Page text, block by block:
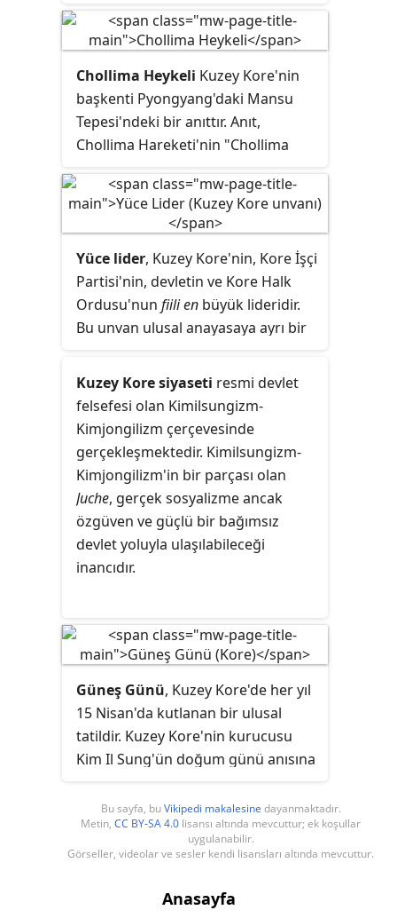
Devrimi'nden beri iki ülke
arasındaki ilişkiler ancak sınırlı
oranda sürdürülmüştür. Bu ikili
ilişkiler ilk olarak 26 Ekim 1948
tarihinde, yani Romanya'nın Doğu
Bloku'na ait olduğu dönem
Pyongyang şehrinde bir
büyükelçiliği, Kuzey Kore'nin de
Bükreş şehrinde bir büyükelçiliği
var.
Chollima Heykeli Kuzey Kore'nin
başkenti Pyongyang'daki Mansu
Tepesi'ndeki bir anıttır. Anıt,
Chollima Hareketi'nin "Chollima
ettiği efsanevi kanatlı at
Chollima'nın günde 1.000ri
(400 km) gidebileceği söylenir.
Yüce lider, Kuzey Kore'nin, Kore İşçi
Partisi'nin, devletin ve Kore Halk
Ordusu'nun fiili en büyük lideridir.
Bu unvan ulusal anayasaya ayrı bir
Devlet İşleri Komisyonu başkanı
fiilen Kuzey Kore'nin dinî lideridir.
Aynı şekilde Kore İşçi Partisi (KİP)
Tüzüğü'ne göre KİP genel sekreteri
İşçi Partisi'nin en üst düzey lideridir.
Daha önce, Kim Jong Il döneminde
bu unvan, aynı zamanda KİP genel
sekreteri olan Ulusal Savunma
Komisyonu Başkanlığı makamına
1945'ten 1948'e kadar Kore'nin
kuzey yarısını yöneten Sovyetler
yönetim otoritesi olan Sovyet Sivil
İdaresi'nin başkanı olarak görev
yapan Terenty Shtykov'du
Kuzey Kore siyaseti resmi devlet
felsefesi olan Kimilsungizm-
Kimjongilizm çerçevesinde
gerçekleşmektedir. Kimilsungizm-
Kimjongilizm'in bir parçası olan
Juche, gerçek sosyalizme ancak
özgüven ve güçlü bir bağımsız
devlet yoluyla ulaşılabileceği
inancıdır.
Güneş Günü, Kuzey Kore'de her yıl
15 Nisan'da kutlanan bir ulusal
tatildir. Kuzey Kore'nin kurucusu
Kim Il Sung'ün doğum günü anısına
önemli ulusal tatil olup, Kuzey
Kore'nin Noel karşılığı olarak kabul
edilir. Kim'in doğum günü, 1968'den
edildi; 1997 yılında yani ölümünden
Bu sayfa, buVikipedi makalesine dayanmaktadır.
Metin, CC BY-SA 4.0 lisansı altında mevcuttur; ek koşullar
uygulanabilir.
Görseller, videolar ve sesler kendi lisansları altında mevcuttur.
Anasayfa